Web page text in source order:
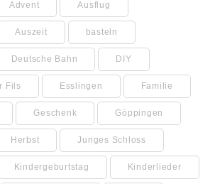
Advent Ausflug
Auszeit basteln
Deutsche Bahn DIY
Fils Esslingen Familie
Geschenk Göppingen
Herbst Junges Schloss
Kindergeburtstag Kinderlieder